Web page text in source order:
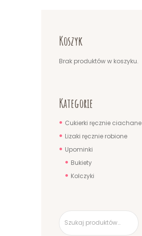
Koszyk
Brak produktów w koszyku.
Kategorie
Cukierki ręcznie ciachane
Lizaki ręcznie robione
Upominki
Bukiety
Kolczyki
Szukaj